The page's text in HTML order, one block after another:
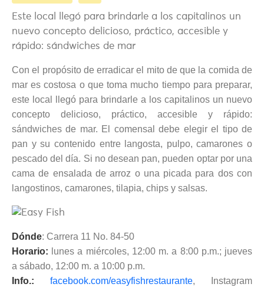
Este local llegó para brindarle a los capitalinos un
nuevo concepto delicioso, práctico, accesible y
rápido: sándwiches de mar
Con el propósito de erradicar el mito de que la comida de
mar es costosa o que toma mucho tiempo para preparar,
este local llegó para brindarle a los capitalinos un nuevo
concepto delicioso, práctico, accesible y rápido:
sándwiches de mar. El comensal debe elegir el tipo de
pan y su contenido entre langosta, pulpo, camarones o
pescado del día. Si no desean pan, pueden optar por una
cama de ensalada de arroz o una picada para dos con
langostinos, camarones, tilapia, chips y salsas.
Dónde: Carrera 11 No. 84-50
Horario: lunes a miércoles, 12:00 m. a 8:00 p.m.; jueves
a sábado, 12:00 m. a 10:00 p.m.
Info.:
facebook.com/easyfishrestaurante, Instagram